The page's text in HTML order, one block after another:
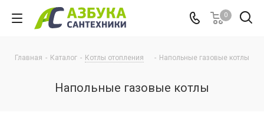
0
Главная - Каталог - Котлы отопления - Напольные газовые котлы
Напольные газовые котлы